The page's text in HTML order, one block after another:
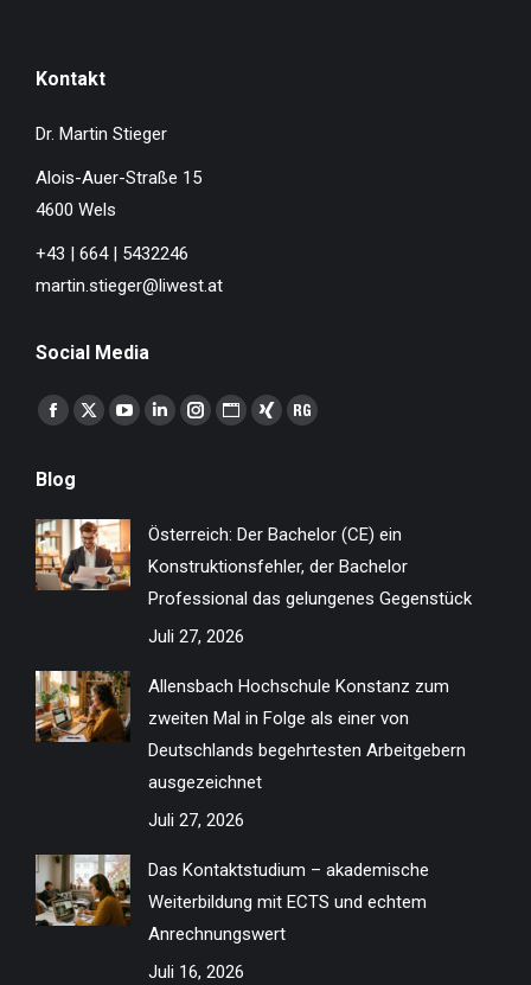
Kontakt
Dr. Martin Stieger
Alois-Auer-Straße 15
4600 Wels
+43 | 664 | 5432246
martin.stieger@liwest.at
Social Media
Finden Sie uns auf:
Facebook
opens
in
new
window
X
in
new
window
YouTube
in
new
window
Linkedin
new
window
Instagram
new
window
Website
new
window
XING
new
window
ResearchGate
new
window
Blog
Österreich: Der Bachelor (CE) ein
Konstruktionsfehler, der Bachelor
Professional das gelungenes Gegenstück
Juli 27, 2026
Allensbach Hochschule Konstanz zum
zweiten Mal in Folge als einer von
Deutschlands begehrtesten Arbeitgebern
ausgezeichnet
Juli 27, 2026
Das Kontaktstudium – akademische
Weiterbildung mit ECTS und echtem
Anrechnungswert
Juli 16, 2026